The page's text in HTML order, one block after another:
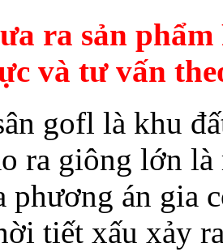
ra sản
và tư vấn
gofl là khu
ra giông lớn
án gia
tiết xấu xảy